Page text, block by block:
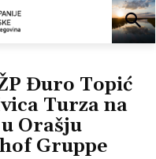
Đuro Topić
Turza na
Orašju
Gruppe